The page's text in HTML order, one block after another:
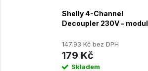
Shelly 4-Channel
Decoupler 230V - modul
DC zařízeními
147,93 Kč bez DPH
179 Kč
Skladem